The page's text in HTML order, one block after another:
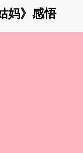
妈》感悟